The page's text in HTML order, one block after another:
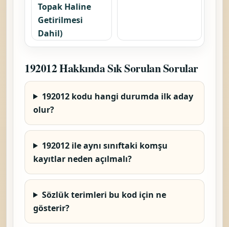
Topak Haline
Getirilmesi
Dahil)
192012 Hakkında Sık Sorulan Sorular
192012 kodu hangi durumda ilk aday
olur?
192012 ile aynı sınıftaki komşu
kayıtlar neden açılmalı?
Sözlük terimleri bu kod için ne
gösterir?